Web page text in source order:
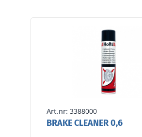
Art.nr: 3388000
BRAKE CLEANER 0,6